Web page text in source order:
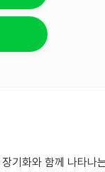
기화와 함께 나타나